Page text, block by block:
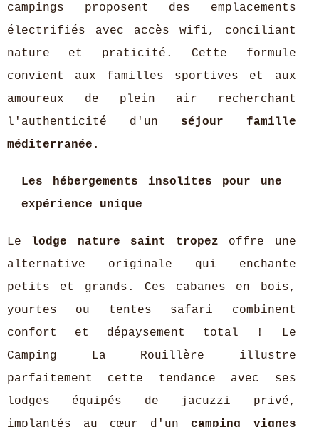
campings proposent des emplacements
électrifiés avec accès wifi, conciliant
nature et praticité. Cette formule
convient aux familles sportives et aux
amoureux de plein air recherchant
l'authenticité d'un séjour famille
méditerranée .
Les hébergements insolites pour une
expérience unique
Le lodge nature saint tropez offre une
alternative originale qui enchante
petits et grands. Ces cabanes en bois,
yourtes ou tentes safari combinent
confort et dépaysement total ! Le
Camping La Rouillère illustre
parfaitement cette tendance avec ses
lodges équipés de jacuzzi privé,
implantés au cœur d'uncamping vignes